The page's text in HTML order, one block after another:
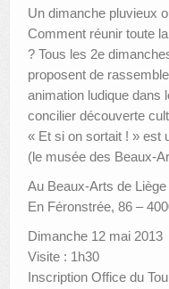
Un dimanche pluvieux
Comment réunir toute
? Tous les 2e
proposent de
animation ludique dans
concilier découverte
« Et si on sortait ! » est
(le musée des Beaux-
Au Beaux-Arts de Liège
En Féronstrée, 86 –
Dimanche 12 mai 2013
Visite : 1h30
Inscription Office du